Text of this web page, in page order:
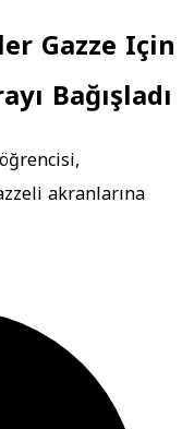
Gazze Için
Bağışladı
akranlarına